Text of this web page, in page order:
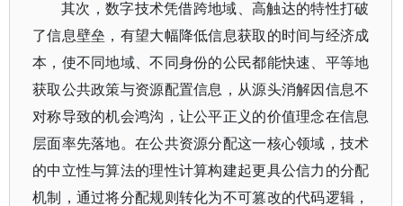
其次，数字技术凭借跨地域、高触达的特性打破
了信息壁垒，有望大幅降低信息获取的时间与经济成
本，使不同地域、不同身份的公民都能快速、平等地
获取公共政策与资源配置信息，从源头消解因信息不
对称导致的机会鸿沟，让公平正义的价值理念在信息
层面率先落地。在公共资源分配这一核心领域，技术
的中立性与算法的理性计算构建起更具公信力的分配
机制，通过将分配规则转化为不可篡改的代码逻辑，